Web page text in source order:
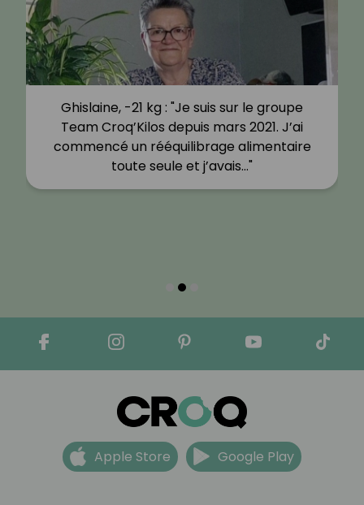
Ghislaine, -21 kg : "Je suis sur le groupe
Team Croq’Kilos depuis mars 2021. J’ai
commencé un rééquilibrage alimentaire
toute seule et j’avais…"
Apple Store Google Play